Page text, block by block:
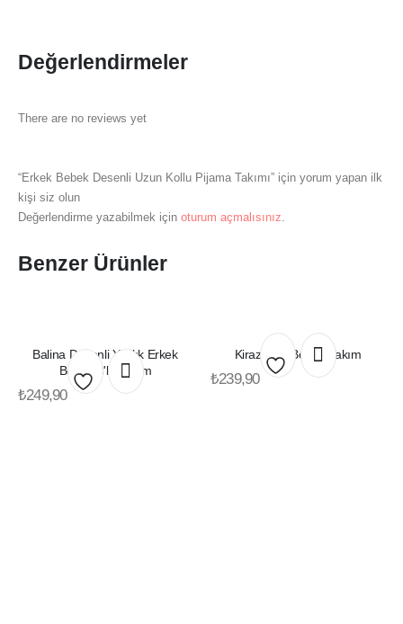
Değerlendirmeler
There are no reviews yet
“Erkek Bebek Desenli Uzun Kollu Pijama Takımı” için yorum yapan ilk
kişi siz olun
Değerlendirme yazabilmek için oturum açmalısınız.
Benzer Ürünler
Bu
ürünün
birden
Bu
ürünün
birden
Balina Desenli Yazlık Erkek
Bebek 3'lü Takım
₺249,90
ürünün
birden
ürünün
birden
Kirazlı Kız Bebek Takım
₺239,90